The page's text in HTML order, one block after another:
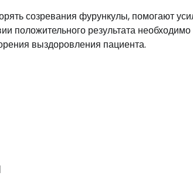
созревания фурункулы, помогают
положительного результата необходимо
выздоровления пациента.